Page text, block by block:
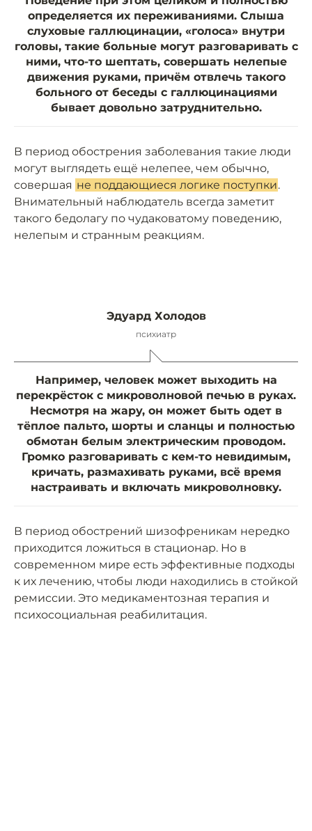
определяется их переживаниями. Слыша
слуховые галлюцинации, «голоса» внутри
головы, такие больные могут разговаривать с
ними, что-то шептать, совершать нелепые
движения руками, причём отвлечь такого
больного от беседы с галлюцинациями
бывает довольно затруднительно.
В период обострения заболевания такие люди
могут выглядеть ещё нелепее, чем обычно,
совершая не поддающиеся логике поступки.
Внимательный наблюдатель всегда заметит
такого бедолагу по чудаковатому поведению,
нелепым и странным реакциям.
Эдуард Холодов
психиатр
Например, человек может выходить на
перекрёсток с микроволновой печью в руках.
Несмотря на жару, он может быть одет в
тёплое пальто, шорты и сланцы и полностью
обмотан белым электрическим проводом.
Громко разговаривать с кем-то невидимым,
кричать, размахивать руками, всё время
настраивать и включать микроволновку.
В период обострений шизофреникам нередко
приходится ложиться в стационар. Но в
современном мире есть эффективные подходы
к их лечению, чтобы люди находились в стойкой
ремиссии. Это медикаментозная терапия и
психосоциальная реабилитация.